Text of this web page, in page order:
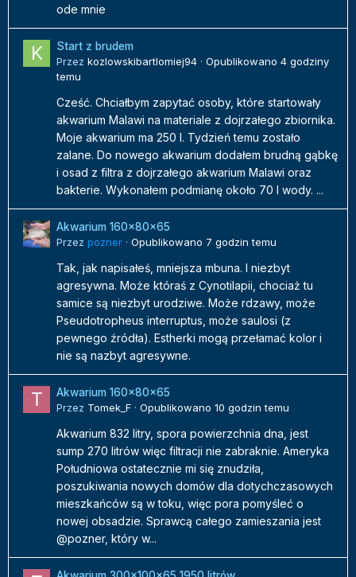
ode mnie
Start z brudem
Przez kozlowskibartlomiej94 · Opublikowano 4 godziny
temu
Cześć. Chciałbym zapytać osoby, które startowały
akwarium Malawi na materiale z dojrzałego zbiornika.
Moje akwarium ma 250 l. Tydzień temu zostało
zalane. Do nowego akwarium dodałem brudną gąbkę
i osad z filtra z dojrzałego akwarium Malawi oraz
bakterie. Wykonałem podmianę około 70 l wody. ...
Akwarium 160x80x65
Przez pozner · Opublikowano 7 godzin temu
Tak, jak napisałeś, mniejsza mbuna. I niezbyt
agresywna. Może któraś z Cynotilapii, chociaż tu
samice są niezbyt urodziwe. Może rdzawy, może
Pseudotropheus interruptus, może saulosi (z
pewnego źródła). Estherki mogą przełamać kolor i
nie są nazbyt agresywne.
Akwarium 160x80x65
Przez Tomek_F · Opublikowano 10 godzin temu
Akwarium 832 litry, spora powierzchnia dna, jest
sump 270 litrów więc filtracji nie zabraknie. Ameryka
Południowa ostatecznie mi się znudziła,
poszukiwania nowych domów dla dotychczasowych
mieszkańców są w toku, więc pora pomyśleć o
nowej obsadzie. Sprawcą całego zamieszania jest
@pozner, który w...